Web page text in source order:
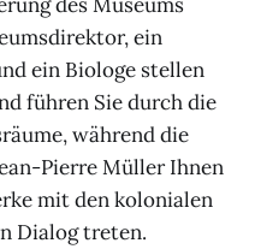
ein
ein Biologe stellen
führen Sie durch die
während die
Pierre Müller Ihnen
mit den kolonialen
Dialog treten.